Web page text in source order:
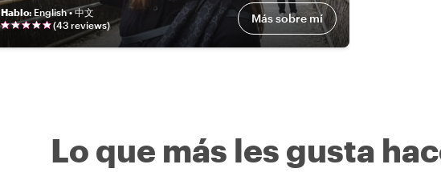
Hablo: English • 中文
(43 reviews) Más sobre mí
Lo que más les gusta